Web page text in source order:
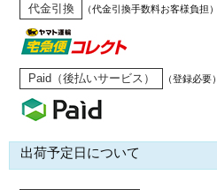
代金引換 （代金引換手数料お客様負担）
Paid（後払いサービス） （登録必要）
出荷予定日について